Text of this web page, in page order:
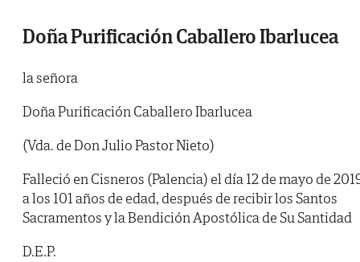
Doña Purificación Caballero Ibarlucea
la señora
Doña Purificación Caballero Ibarlucea
(Vda. de Don Julio Pastor Nieto)
Falleció en Cisneros (Palencia) el día 12 de mayo de
a los 101 años de edad, después de recibir los Santos
Sacramentos y la Bendición Apostólica de Su Santidad
D.E.P.